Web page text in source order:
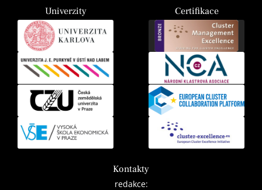
Univerzity Certifikace
Kontakty
redakce: